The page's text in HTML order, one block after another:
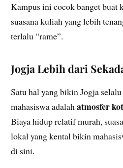
Kampus ini cocok banget buat
suasana kuliah yang lebih
terlalu “rame”.
Jogja Lebih dari
Satu hal yang bikin Jogja
mahasiswa adalahatmosfer
Biaya hidup relatif murah,
lokal yang kental bikin
di sini.